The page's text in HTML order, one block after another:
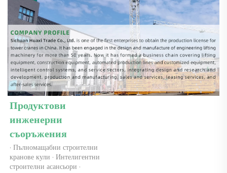
Продуктови
инженерни
съоръжения
· Пълномащабни строителни
кранове кули · Интелигентни
строителни асансьори ·